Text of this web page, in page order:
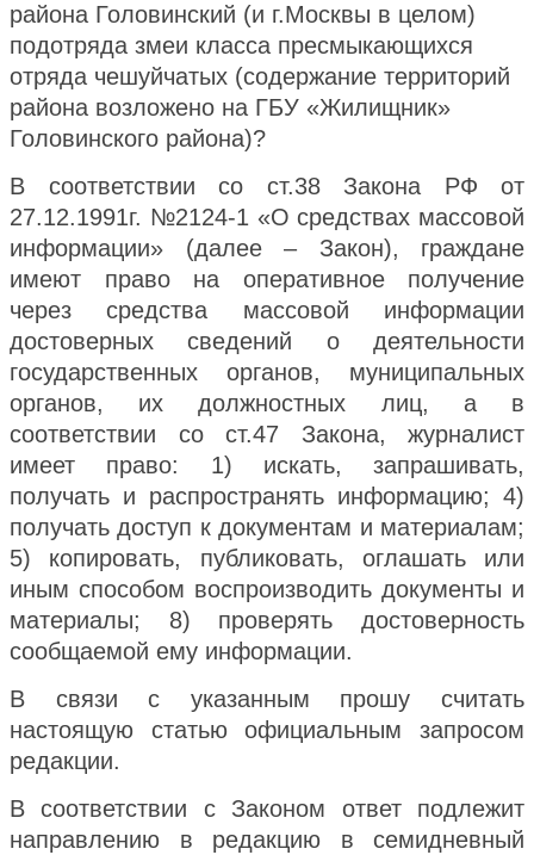
района Головинский (и г.Москвы в целом)
подотряда змеи класса пресмыкающихся
отряда чешуйчатых (содержание территорий
района возложено на ГБУ «Жилищник»
Головинского района)?
В соответствии со ст.38 Закона РФ от
27.12.1991г. №2124-1 «О средствах массовой
информации» (далее – Закон), граждане
имеют право на оперативное получение
через средства массовой информации
достоверных сведений о деятельности
государственных органов, муниципальных
органов, их должностных лиц, а в
соответствии со ст.47 Закона, журналист
имеет право: 1) искать, запрашивать,
получать и распространять информацию; 4)
получать доступ к документам и материалам;
5) копировать, публиковать, оглашать или
иным способом воспроизводить документы и
материалы; 8) проверять достоверность
сообщаемой ему информации.
В связи с указанным прошу считать
настоящую статью официальным запросом
редакции.
В соответствии с Законом ответ подлежит
направлению в редакцию в семидневный